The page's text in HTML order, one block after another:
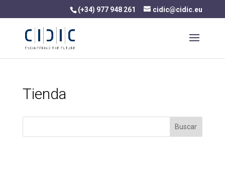
(+34) 977 948 261 cidic@cidic.eu
Tienda
Buscar